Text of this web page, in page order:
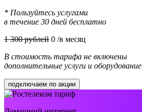
* Пользуйтесь услугами
в течение 30 дней бесплатно
1 300 рублей 0 /в месяц
В стоимость тарифа не включены
дополнительные услуги и оборудование
подключаем по акции